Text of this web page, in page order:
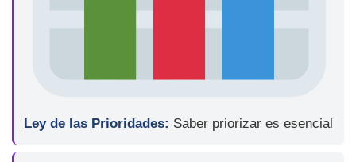
Ley de las Prioridades: Saber priorizar es esencial